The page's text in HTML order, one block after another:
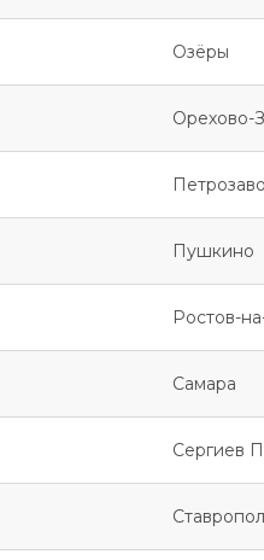
Озёры
Орехово-
Пушкино
Ростов-
Самара
Сергиев